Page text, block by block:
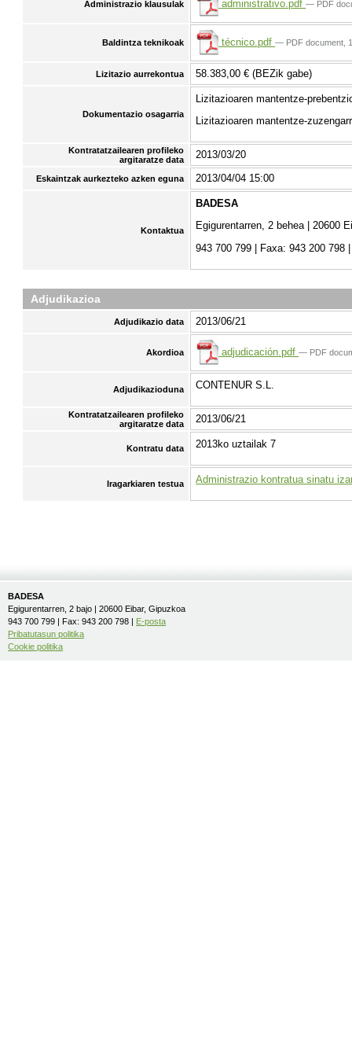
Administrazio klausulak administrativo.pdf— PDF
Baldintza teknikoak técnico.pdf— PDF document,
Lizitazio aurrekontua 58.383,00 € (BEZik gabe)
Dokumentazio osagarria
Lizitazioaren mantentze-
Lizitazioaren mantentze-
Kontratatzailearen profileko
argitaratze data
2013/03/20
Eskaintzak aurkezteko azken eguna 2013/04/04 15:00
Kontaktua
BADESA
Egigurentarren, 2 behea | 20600
943 700 799 | Faxa: 943 200 798
Adjudikazioa
Adjudikazio data 2013/06/21
Akordioa adjudicación.pdf— PDF
Adjudikazioduna CONTENUR S.L.
Kontratatzailearen profileko
argitaratze data
2013/06/21
Kontratu data 2013ko uztailak 7
Iragarkiaren testua Administrazio kontratua sinatu
BADESA
Egigurentarren, 2 bajo | 20600 Eibar, Gipuzkoa
943 700 799 | Fax: 943 200 798 | E-posta
Pribatutasun politika
Cookie politika